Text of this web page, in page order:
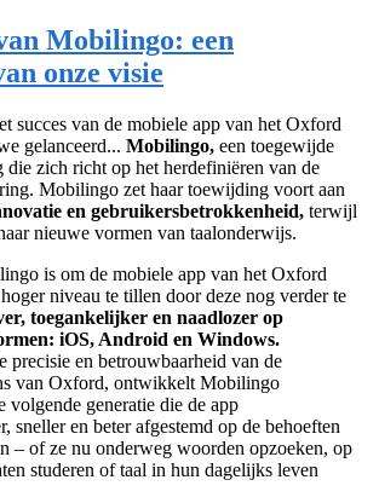
Mobilingo: een
onze visie
succes van de mobiele app van het Oxford
gelanceerd... Mobilingo, een toegewijde
die zich richt op het herdefiniëren van de
Mobilingo zet haar toewijding voort aan
en gebruikersbetrokkenheid, terwijl
nieuwe vormen van taalonderwijs.
is om de mobiele app van het Oxford
niveau te tillen door deze nog verder te
toegankelijker en naadlozer op
iOS, Android en Windows.
precisie en betrouwbaarheid van de
van Oxford, ontwikkelt Mobilingo
volgende generatie die de app
sneller en beter afgestemd op de behoeften
– of ze nu onderweg woorden opzoeken, op
studeren of taal in hun dagelijks leven